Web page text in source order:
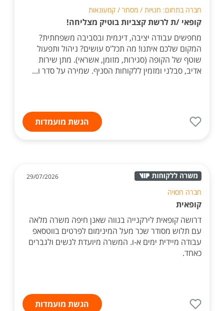
חברה בתחום: חנויות / מסחר / קמעונאות
קופאי /ת לרשת קצביות בוטיק מצליחה!
מחפשים עבודה יציבה, דינמית ובסביבה משפחתית?
המקום שלכם איתנו! מה תכל'ס עושים? ניהול ותפעול
שוטף של הקופה (סגירות, מזומן, אשראי). מתן שירות
אדיב, סבלני ומזמין ללקוחות הסניף. שמירה על סדר ו...
הגשת מועמדות
29/07/2026
חברה חסויה
קופאית
דרושה קופאית לירקנייה בנווה שאנן חיפה משרה מלאה
עם תלוש מסודר שכר מעל המינימום לפרטים בווטסאפ
עבודה מיידית ימים א-ו. המשרה מיועדת לנשים ולגברים
כאחד.
הגשת מועמדות